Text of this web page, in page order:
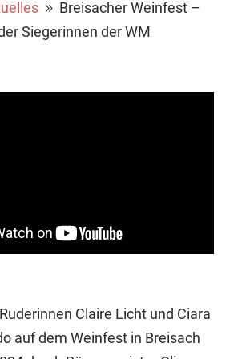
9 Breisacher Weinfest –
Siegerinnen der WM
Claire Licht und Ciara
auf dem Weinfest in Breisach